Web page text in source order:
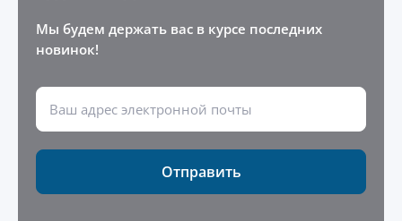
Мы будем держать вас в курсе последних
новинок!
Отправить